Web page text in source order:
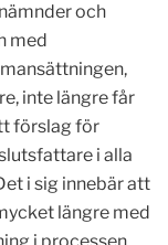
och
med
inte längre får
förslag för
i alla
i sig innebär att
längre med